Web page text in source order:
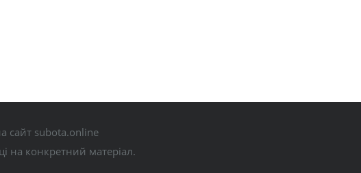
сайт subota.online
на конкретний матеріал.